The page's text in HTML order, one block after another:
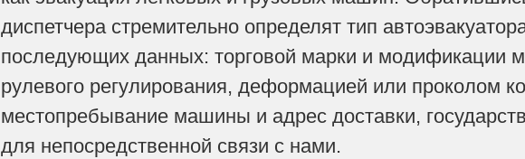
диспетчера стремительно определят тип
последующих данных: торговой марки и модификации
рулевого регулирования, деформацией или проколом
местопребывание машины и адрес доставки,
для непосредственной связи с нами.